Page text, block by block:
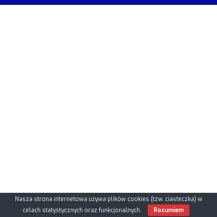
Nasza strona internetowa używa plików cookies (tzw. ciasteczka) w
celach statystycznych oraz funkcjonalnych.
Rozumiem